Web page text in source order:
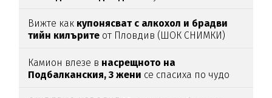
Вижте как купонясват с алкохол и брадви
тийн килърите от Пловдив (ШОК СНИМКИ)
Камион влезе в насрещното на
Подбалканския, 3 жени се спасиха по чудо